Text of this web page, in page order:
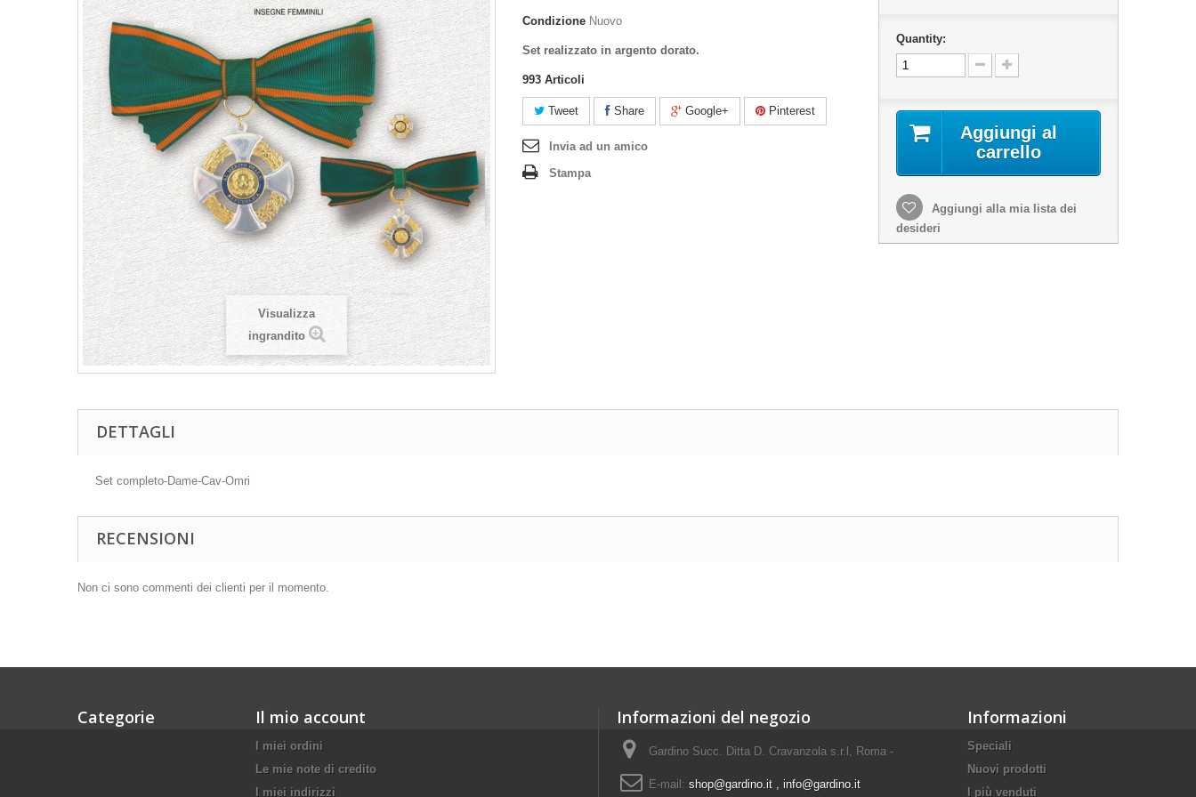
Visualizza
ingrandito
Condizione Nuovo
Set realizzato in argento dorato.
993 Articoli
Tweet Share Google+ Pinterest
Invia ad un amico
Stampa
Quantity:
Aggiungi al
carrello
Aggiungi alla mia lista dei
desideri
DETTAGLI
Set completo-Dame-Cav-Omri
RECENSIONI
Non ci sono commenti dei clienti per il momento.
Categorie Il mio account
I miei ordini
Le mie note di credito
I miei indirizzi
Informazioni del negozio
Gardino Succ. Ditta D. Cravanzola s.r.l, Roma -
E-mail: shop@gardino.it , info@gardino.it
Informazioni
Speciali
Nuovi prodotti
I più venduti